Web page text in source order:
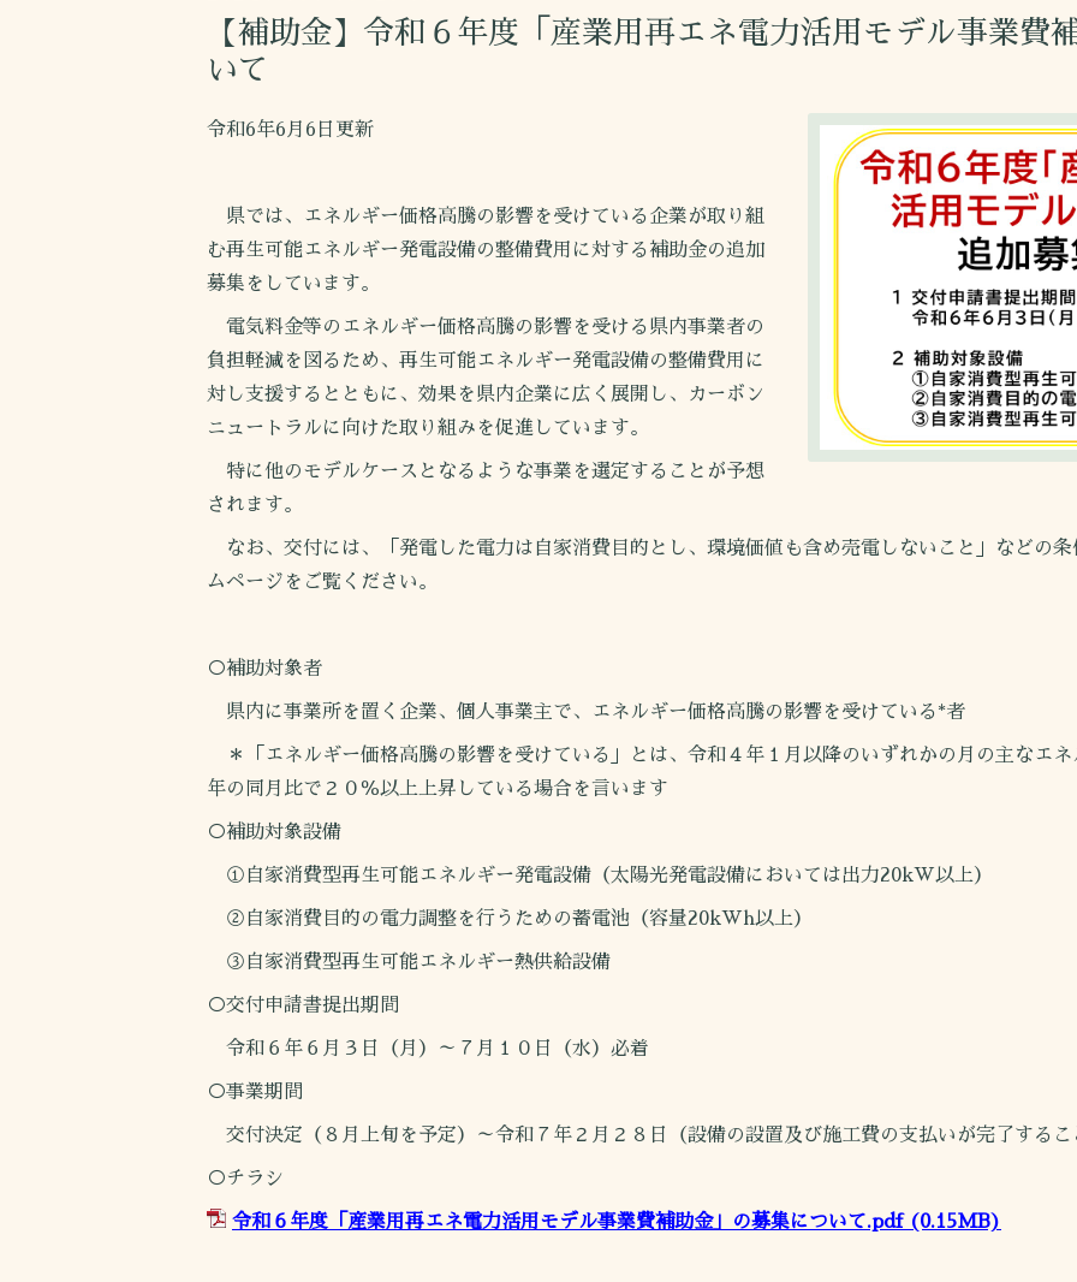
【補助金】令和６年度「産業用再エネ電力活用モデル事業費
いて
令和6年6月6日更新
県では、エネルギー価格高騰の影響を受けている企業が取り組
む再生可能エネルギー発電設備の整備費用に対する補助金の追加
募集をしています。
電気料金等のエネルギー価格高騰の影響を受ける県内事業者の
負担軽減を図るため、再生可能エネルギー発電設備の整備費用に
対し支援するとともに、効果を県内企業に広く展開し、カーボン
ニュートラルに向けた取り組みを促進しています。
特に他のモデルケースとなるような事業を選定することが予想
されます。
なお、交付には、「発電した電力は自家消費目的とし、環境価値も含め売電しないこと」などの
ムページをご覧ください。
○補助対象者
県内に事業所を置く企業、個人事業主で、エネルギー価格高騰の影響を受けている*者
＊「エネルギー価格高騰の影響を受けている」とは、令和４年１月以降のいずれかの月の主なエ
年の同月比で２０％以上上昇している場合を言います
○補助対象設備
①自家消費型再生可能エネルギー発電設備（太陽光発電設備においては出力20kW以上）
②自家消費目的の電力調整を行うための蓄電池（容量20kWh以上）
③自家消費型再生可能エネルギー熱供給設備
○交付申請書提出期間
令和６年６月３日（月）～７月１０日（水）必着
○事業期間
交付決定（８月上旬を予定）～令和７年２月２８日（設備の設置及び施工費の支払いが完了するこ
○チラシ
令和６年度「産業用再エネ電力活用モデル事業費補助金」の募集について.pdf(0.15MB)